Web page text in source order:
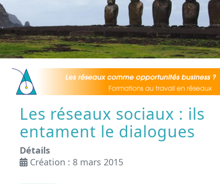
Les réseaux sociaux : ils
entament le dialogues
Détails
Création : 8 mars 2015